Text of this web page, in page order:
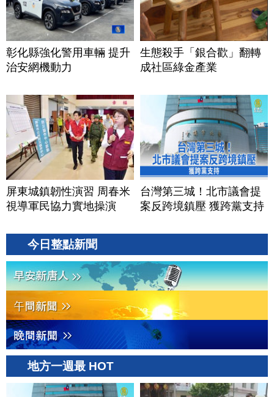
彰化縣強化警用車輛 提升
治安網機動力
生態殺手「銀合歡」翻轉
成社區綠金產業
屏東城鎮韌性演習 周春米
視導軍民協力實地操演
台灣第三城！北市議會提
案反跨境鎮壓 獲跨黨支持
今日整點新聞
地方一週最 HOT